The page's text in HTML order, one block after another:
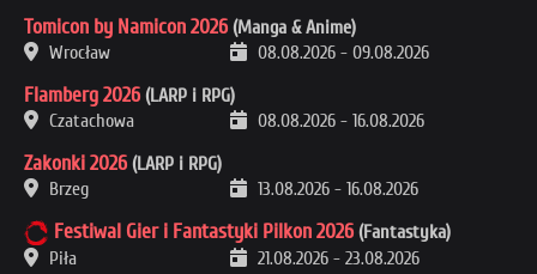
Tomicon by Namicon 2026 (Manga & Anime)
Wrocław
08.08.2026 - 09.08.2026
Flamberg 2026 (LARP i RPG)
Czatachowa
08.08.2026 - 16.08.2026
Zakonki 2026 (LARP i RPG)
Brzeg
13.08.2026 - 16.08.2026
Festiwal Gier i Fantastyki Pilkon 2026 (Fantastyka)
Piła
21.08.2026 - 23.08.2026